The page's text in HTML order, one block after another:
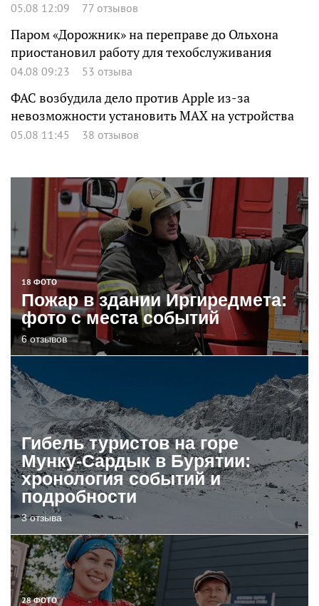
05.08 12:09 77 отзывов
Паром «Дорожник» на переправе до Ольхона
приостановил работу для техобслуживания
04.08 09:23 53 отзыва
ФАС возбудила дело против Apple из-за
невозможности установить MAX на устройства
05.08 11:45 38 отзывов
18 ФОТО
Пожар в здании Иргиредмета:
фото с места событий
6 отзывов
Гибель туристов на горе
Мунку-Сардык в Бурятии:
хронология событий и
подробности
3 отзыва
28 ФОТО